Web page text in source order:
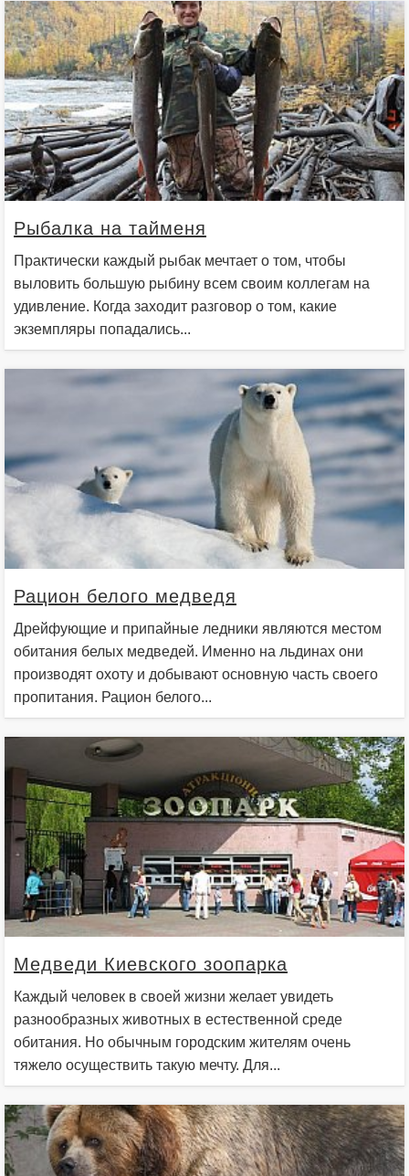
Рыбалка на тайменя
Практически каждый рыбак мечтает о том, чтобы
выловить большую рыбину всем своим коллегам на
удивление. Когда заходит разговор о том, какие
экземпляры попадались...
Рацион белого медведя
Дрейфующие и припайные ледники являются местом
обитания белых медведей. Именно на льдинах они
производят охоту и добывают основную часть своего
пропитания. Рацион белого...
Медведи Киевского зоопарка
Каждый человек в своей жизни желает увидеть
разнообразных животных в естественной среде
обитания. Но обычным городским жителям очень
тяжело осуществить такую мечту. Для...